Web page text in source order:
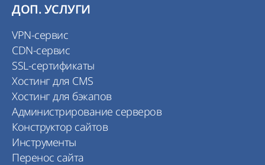
ДОП. УСЛУГИ
VPN-сервис
CDN-сервис
SSL-сертификаты
Хостинг для CMS
Хостинг для бэкапов
Администрирование серверов
Конструктор сайтов
Инструменты
Перенос сайта